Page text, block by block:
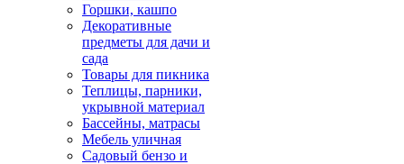
Горшки, кашпо
Декоративные
предметы для дачи и
сада
Товары для пикника
Теплицы, парники,
укрывной материал
Бассейны, матрасы
Мебель уличная
Садовый бензо и